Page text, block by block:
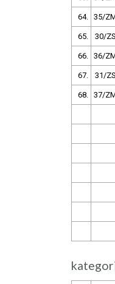
64. 35/
65. 30/ZS
66. 36/
67. 31/ZS
68. 37/